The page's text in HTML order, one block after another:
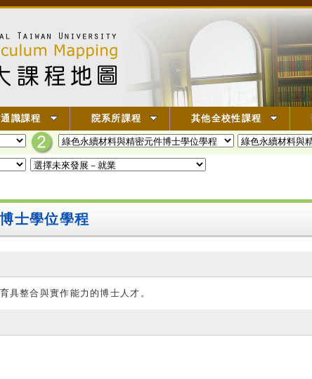
通識課程 院系所課程 其他全校性課程
士學位學程
具整合與實作能力的博士人才。